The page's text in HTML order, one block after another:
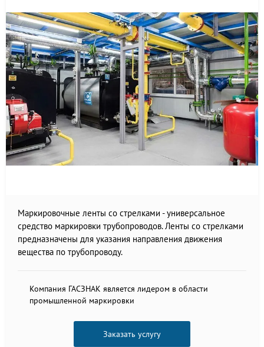
Маркировочные ленты со стрелками - универсальное
средство маркировки трубопроводов. Ленты со стрелками
предназначены для указания направления движения
вещества по трубопроводу.
Компания ГАСЗНАК является лидером в области
промышленной маркировки
Заказать услугу